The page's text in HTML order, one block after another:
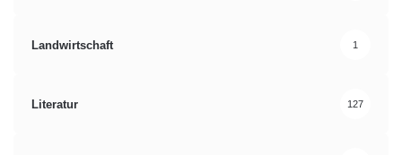
Landwirtschaft 1
Literatur 127